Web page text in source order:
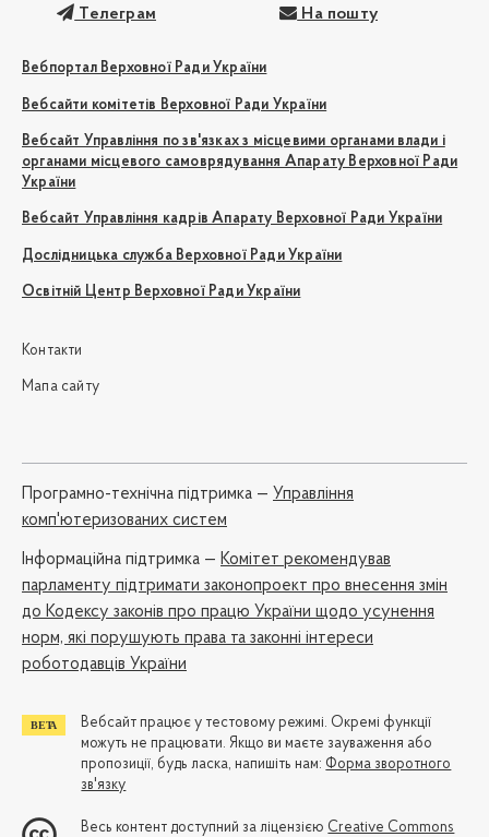
Телеграм На пошту
Вебпортал Верховної Ради України
Вебсайти комітетів Верховної Ради України
Вебсайт Управління по зв'язках з місцевими органами влади і
органами місцевого самоврядування Апарату Верховної Ради
України
Вебсайт Управління кадрів Апарату Верховної Ради України
Дослідницька служба Верховної Ради України
Освітній Центр Верховної Ради України
Контакти
Мапа сайту
Програмно-технічна підтримка — Управління
комп'ютеризованих систем
Iнформаційна підтримка — Комітет рекомендував
парламенту підтримати законопроект про внесення змін
до Кодексу законів про працю України щодо усунення
норм, які порушують права та законні інтереси
роботодавців України
Вебсайт працює у тестовому режимі. Окремі функції
можуть не працювати. Якщо ви маєте зауваження або
пропозиції, будь ласка, напишіть нам: Форма зворотного
зв'язку
Весь контент доступний за ліцензією Creative Commons